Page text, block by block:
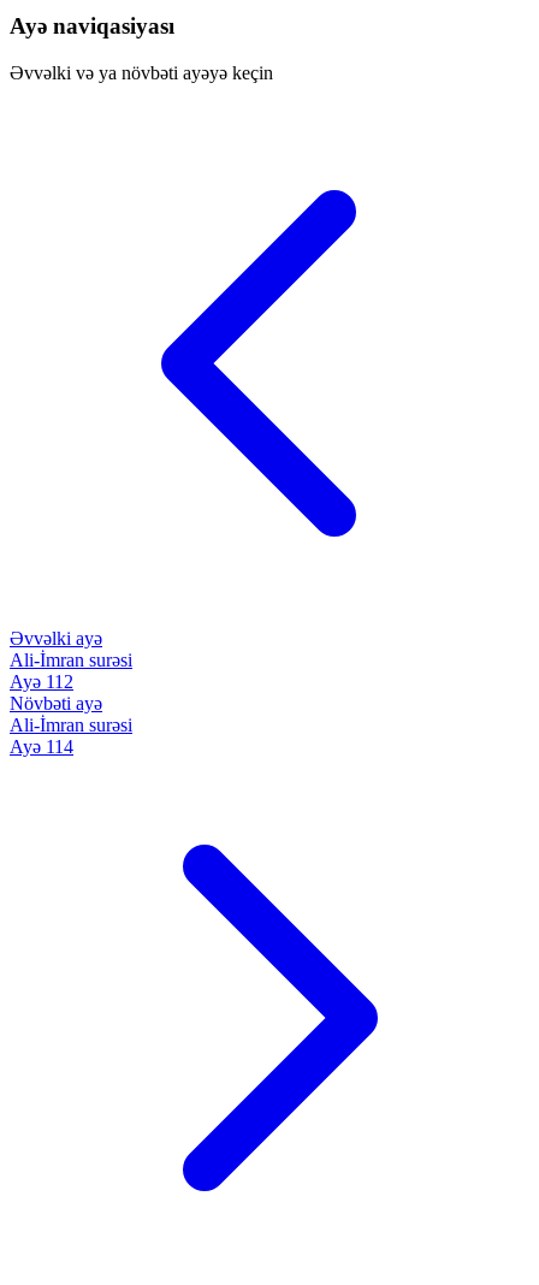
Ayə naviqasiyası
Əvvəlki və ya növbəti ayəyə keçin
Əvvəlki ayə
Ali-İmran surəsi
Ayə 112
Növbəti ayə
Ali-İmran surəsi
Ayə 114